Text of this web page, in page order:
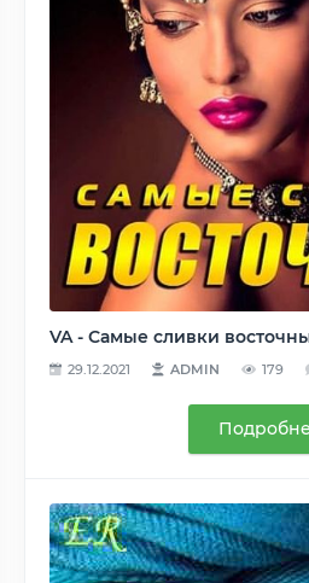
VA - Самые сливки
29.12.2021 ADMIN 179